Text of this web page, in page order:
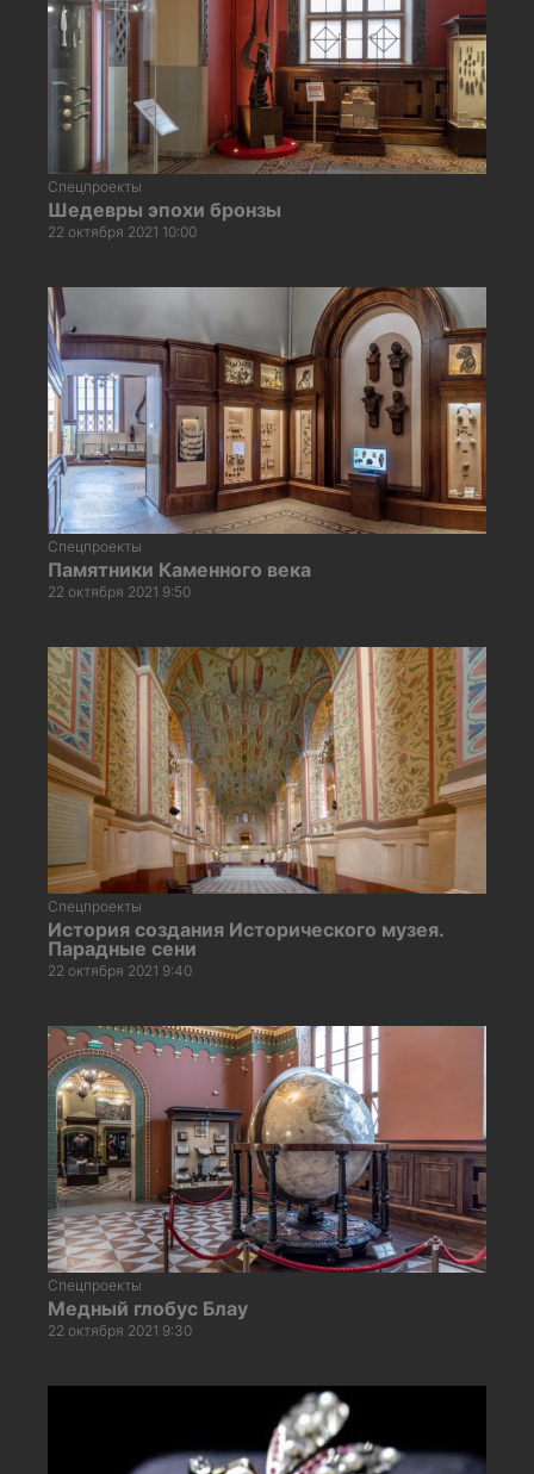
Спецпроекты
Шедевры эпохи бронзы
22 октября 2021 10:00
Спецпроекты
Памятники Каменного века
22 октября 2021 9:50
Спецпроекты
История создания Исторического музея.
Парадные сени
22 октября 2021 9:40
Спецпроекты
Медный глобус Блау
22 октября 2021 9:30